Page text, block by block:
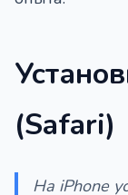
(Safari)
На iPhone